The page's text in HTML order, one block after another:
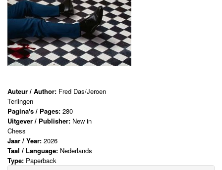
Auteur / Author: Fred Das/Jeroen
Terlingen
Pagina's / Pages: 280
Uitgever / Publisher: New in
Chess
Jaar / Year: 2026
Taal / Language: Nederlands
Type: Paperback